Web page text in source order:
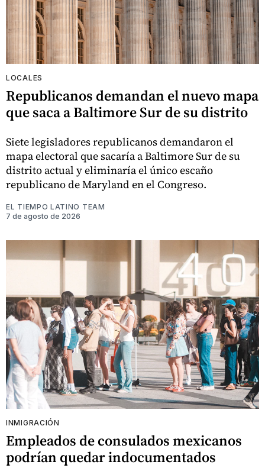
LOCALES
Republicanos demandan el nuevo mapa
que saca a Baltimore Sur de su distrito
Siete legisladores republicanos demandaron el
mapa electoral que sacaría a Baltimore Sur de su
distrito actual y eliminaría el único escaño
republicano de Maryland en el Congreso.
EL TIEMPO LATINO TEAM
7 de agosto de 2026
INMIGRACIÓN
Empleados de consulados mexicanos
podrían quedar indocumentados